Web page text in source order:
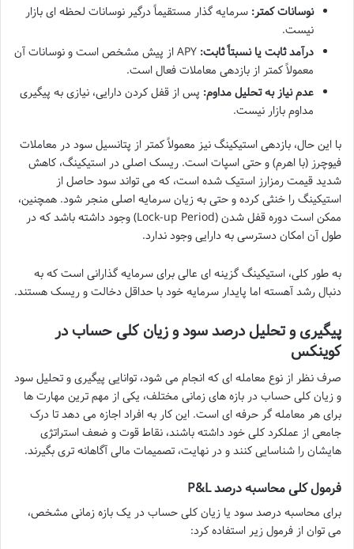
نوسانات کمتر: سرمایه گذار مستقیماً درگیر نوسانات لحظه ای بازار
نیست.
درآمد ثابت یا نسبتاً ثابت:
APY از پیش مشخص است و نوسانات آن
معمولاً کمتر از بازدهی معاملات فعال است.
عدم نیاز به تحلیل مداوم: پس از قفل کردن دارایی، نیازی به پیگیری
مداوم بازار نیست.
با این حال، بازدهی استیکینگ نیز معمولاً کمتر از پتانسیل سود در معاملات
فیوچرز (با اهرم) و حتی اسپات است. ریسک اصلی در استیکینگ، کاهش
شدید قیمت رمزارز استیک شده است، که می تواند سود حاصل از
استیکینگ را خنثی کرده و حتی به زیان سرمایه اصلی منجر شود. همچنین،
ممکن است دوره قفل شدن (Lock-up Period) وجود داشته باشد که در
طول آن امکان دسترسی به دارایی وجود ندارد.
به طور کلی، استیکینگ گزینه ای عالی برای سرمایه گذارانی است که به
دنبال رشد آهسته اما پایدار سرمایه خود با حداقل دخالت و ریسک هستند.
پیگیری و تحلیل درصد سود و زیان کلی حساب در
کوینکس
صرف نظر از نوع معامله ای که انجام می شود، توانایی پیگیری و تحلیل سود
و زیان کلی حساب در بازه های زمانی مختلف، یکی از مهم ترین مهارت ها
برای هر معامله گر حرفه ای است. این کار به افراد اجازه می دهد تا درک
جامعی از عملکرد کلی خود داشته باشند، نقاط قوت و ضعف استراتژی
هایشان را شناسایی کنند و در نهایت، تصمیمات مالی آگاهانه تری بگیرند.
فرمول کلی محاسبه درصد P&L
برای محاسبه درصد سود یا زیان کلی حساب در یک بازه زمانی مشخص،
می توان از فرمول زیر استفاده کرد: